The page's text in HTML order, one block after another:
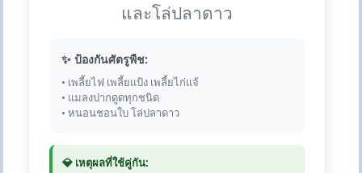
และโล่ปลาดาว
✨ ป้องกันศัตรูพืช:
• เพลี้ยไฟ เพลี้ยแป้ง เพลี้ยไก่แจ้
• แมลงปากดูดทุกชนิด
• หนอนชอนใบ โล่ปลาดาว
💎 เหตุผลที่ใช้คู่กัน: